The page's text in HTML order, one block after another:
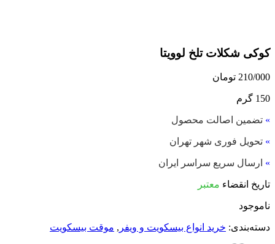
کوکی شکلات تلخ لوویتا
210/000 تومان
150 گرم
» تضمین اصالت محصول
» تحویل فوری شهر تهران
» ارسال سریع سراسر ایران
تاریخ انقضاء معتبر
ناموجود
دسته‌بندی: خرید انواع بیسکویت و ویفر , موقت بیسکویت